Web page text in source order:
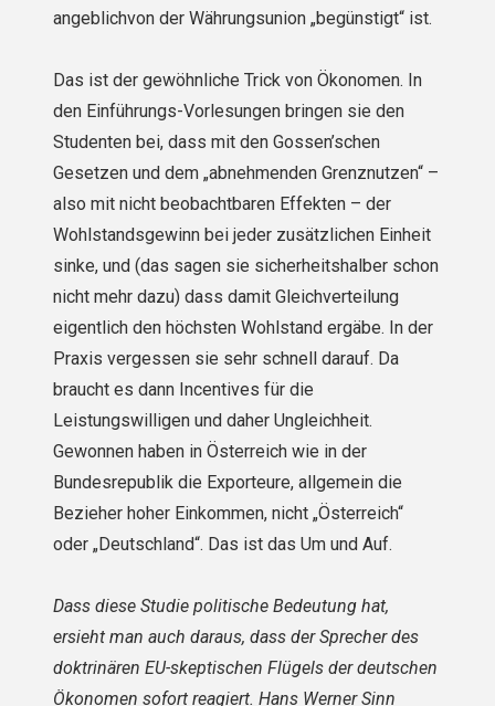
angeblichvon der Währungsunion „begünstigt“ ist.
Das ist der gewöhnliche Trick von Ökonomen. In
den Einführungs-Vorlesungen bringen sie den
Studenten bei, dass mit den Gossen’schen
Gesetzen und dem „abnehmenden Grenznutzen“ –
also mit nicht beobachtbaren Effekten – der
Wohlstandsgewinn bei jeder zusätzlichen Einheit
sinke, und (das sagen sie sicherheitshalber schon
nicht mehr dazu) dass damit Gleichverteilung
eigentlich den höchsten Wohlstand ergäbe. In der
Praxis vergessen sie sehr schnell darauf. Da
braucht es dann Incentives für die
Leistungswilligen und daher Ungleichheit.
Gewonnen haben in Österreich wie in der
Bundesrepublik die Exporteure, allgemein die
Bezieher hoher Einkommen, nicht „Österreich“
oder „Deutschland“. Das ist das Um und Auf.
Dass diese Studie politische Bedeutung hat,
ersieht man auch daraus, dass der Sprecher des
doktrinären EU-skeptischen Flügels der deutschen
Ökonomen sofort reagiert. Hans Werner Sinn